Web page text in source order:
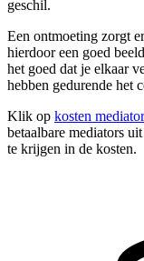
geschil.
Een ontmoeting zorgt
hierdoor een goed
het goed dat je elkaar
hebben gedurende het
Klik op kosten mediator
betaalbare mediators
te krijgen in de kosten.